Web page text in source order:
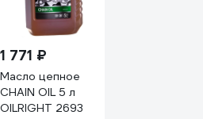
1 771 ₽
Масло цепное
CHAIN OIL 5 л
OILRIGHT 2693